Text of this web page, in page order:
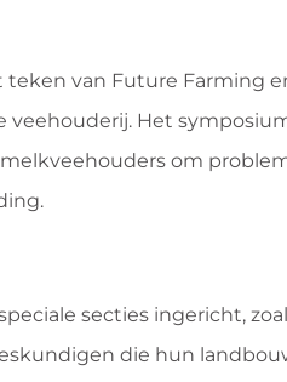
van Future Farming
Het
om
secties ingericht,
die hun